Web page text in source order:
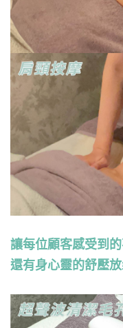
讓每位顧客感受到
還有身心靈的舒壓